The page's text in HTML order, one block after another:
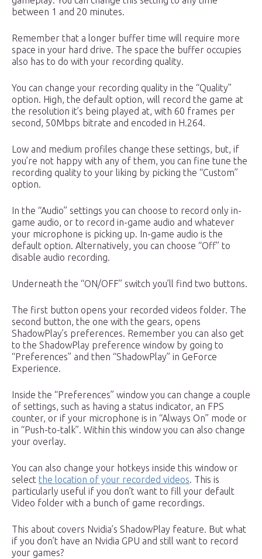
between 1 and 20 minutes.
Remember that a longer buffer time will require more
space in your hard drive. The space the buffer occupies
also has to do with your recording quality.
You can change your recording quality in the “Quality”
option. High, the default option, will record the game at
the resolution it’s being played at, with 60 frames per
second, 50Mbps bitrate and encoded in H.264.
Low and medium profiles change these settings, but, if
you’re not happy with any of them, you can fine tune the
recording quality to your liking by picking the “Custom”
option.
In the “Audio” settings you can choose to record only in-
game audio, or to record in-game audio and whatever
your microphone is picking up. In-game audio is the
default option. Alternatively, you can choose “Off” to
disable audio recording.
Underneath the “ON/OFF” switch you’ll find two buttons.
The first button opens your recorded videos folder. The
second button, the one with the gears, opens
ShadowPlay’s preferences. Remember you can also get
to the ShadowPlay preference window by going to
“Preferences” and then “ShadowPlay” in GeForce
Experience.
Inside the “Preferences” window you can change a couple
of settings, such as having a status indicator, an FPS
counter, or if your microphone is in “Always On” mode or
in “Push-to-talk”. Within this window you can also change
your overlay.
You can also change your hotkeys inside this window or
select the location of your recorded videos. This is
particularly useful if you don’t want to fill your default
Video folder with a bunch of game recordings.
This about covers Nvidia’s ShadowPlay feature. But what
if you don’t have an Nvidia GPU and still want to record
your games?